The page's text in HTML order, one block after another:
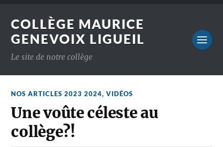
COLLÈGE MAURICE
GENEVOIX LIGUEIL
Le site de notre collège
NOS ARTICLES 2023 2024,VIDÉOS
Une voûte céleste au
collège?!